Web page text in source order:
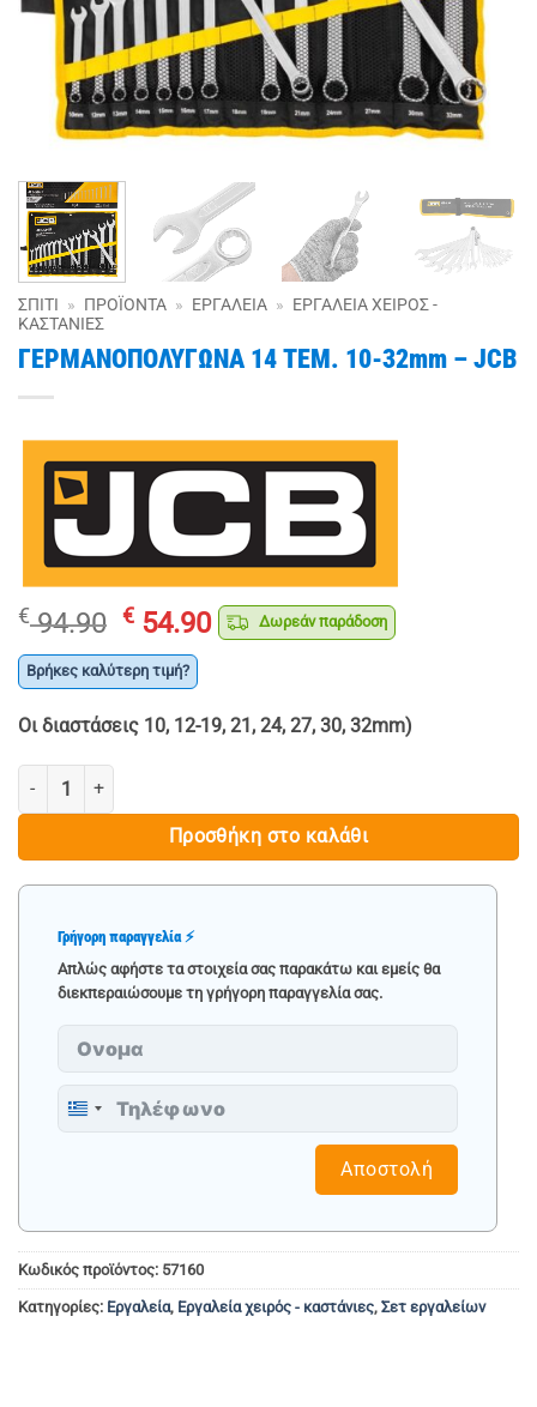
ΣΠΊΤΙ » ΠΡΟΪΌΝΤΑ » ΕΡΓΑΛΕΊΑ » ΕΡΓΑΛΕΊΑ ΧΕΙΡΌΣ -
ΚΑΣΤΆΝΙΕΣ
ΓΕΡΜΑΝΟΠΟΛΥΓΩΝΑ 14 ΤΕΜ. 10-32mm – JCB
€94.90 Original
price
was:
€ 54.90Η
τρέχουσα
€ 54.90.
Δωρεάν παράδοση
Βρήκες καλύτερη τιμή?
Οι διαστάσεις 10, 12-19, 21, 24, 27, 30, 32mm)
ΓΕΡΜΑΝΟΠΟΛΥΓΩΝΑ 14 ΤΕΜ. 10-32mm - JCB ποσότητα
Προσθήκη στο καλάθι
Γρήγορη παραγγελία ⚡
Απλώς αφήστε τα στοιχεία σας παρακάτω και εμείς θα
διεκπεραιώσουμε τη γρήγορη παραγγελία σας.
Greece
Αποστολή
Κωδικός προϊόντος: 57160
Κατηγορίες: Εργαλεία, Εργαλεία χειρός - καστάνιες, Σετ εργαλείων